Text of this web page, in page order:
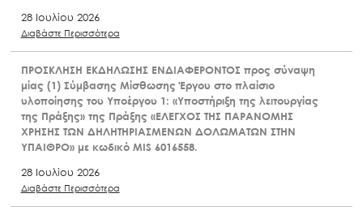
28 Ιουλίου 2026
Διαβάστε Περισσότερα
ΠΡΟΣΚΛΗΣΗ ΕΚΔΗΛΩΣΗΣ ΕΝΔΙΑΦΕΡΟΝΤΟΣ προς σύναψη
μίας (1) Σύμβασης Μίσθωσης Έργου στο πλαίσιο
υλοποίησης του Υποέργου 1: «Υποστήριξη της λειτουργίας
της Πράξης» της Πράξης «ΕΛΕΓΧΟΣ ΤΗΣ ΠΑΡΑΝΟΜΗΣ
ΧΡΗΣΗΣ ΤΩΝ ΔΗΛΗΤΗΡΙΑΣΜΕΝΩΝ ΔΟΛΩΜΑΤΩΝ ΣΤΗΝ
ΥΠΑΙΘΡΟ» με κωδικό MIS 6016558.
28 Ιουλίου 2026
Διαβάστε Περισσότερα